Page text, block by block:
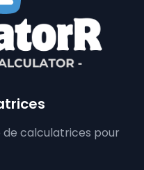
calculatrices pour